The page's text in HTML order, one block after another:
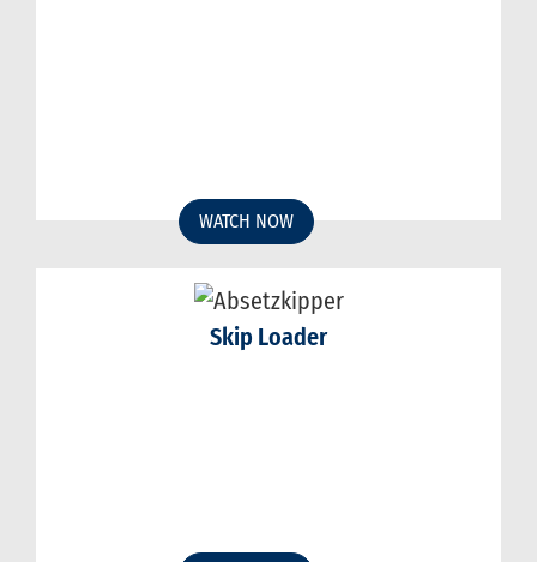
WATCH NOW
Skip Loader